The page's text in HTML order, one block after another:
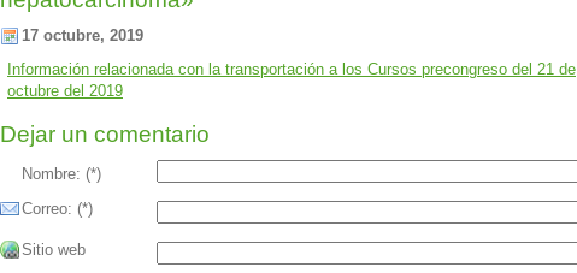
17 octubre, 2019
Información relacionada con la transportación a los Cursos precongreso del 21 de
octubre del 2019
Dejar un comentario
Nombre: (*)
Correo: (*)
Sitio web